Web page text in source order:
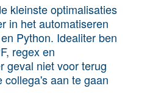
kleinste optimalisaties
in het automatiseren
Python. Idealiter ben
regex en
geval niet voor terug
aan te gaan